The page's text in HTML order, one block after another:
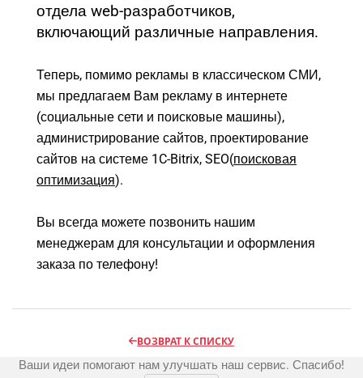
отдела web-разработчиков,
включающий различные направления.
Теперь, помимо рекламы в классическом СМИ,
мы предлагаем Вам рекламу в интернете
(социальные сети и поисковые машины),
администрирование сайтов, проектирование
сайтов на системе 1C-Bitrix, SEO(поисковая
оптимизация).
Вы всегда можете позвонить нашим
менеджерам для консультации и оформления
заказа по телефону!
ВОЗВРАТ К СПИСКУ
Ваши идеи помогают нам улучшать наш сервис. Спасибо!
Реклама и продвижение
AI Automation
CRM Bitrix24
Сувениры и подарки
Телевидение
Радио
OOH
Partners